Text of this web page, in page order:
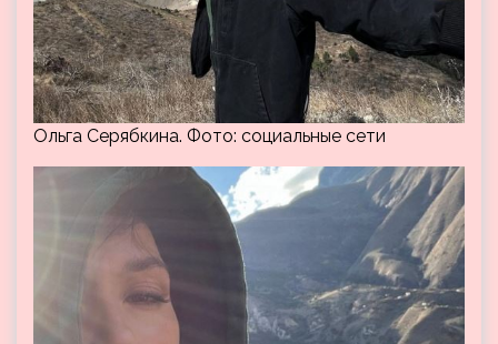
Ольга Серябкина. Фото: cоциальные сети